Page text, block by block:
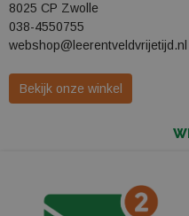
8025 CP Zwolle
038-4550755
webshop@leerentveldvrijetijd.nl
Bekijk onze winkel